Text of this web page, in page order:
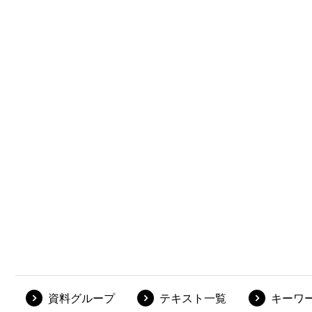
資料グループ テキスト一覧 キーワ